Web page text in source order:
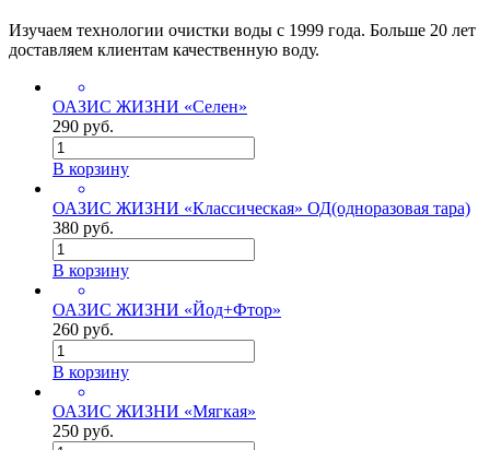
Изучаем технологии очистки воды с 1999 года. Больше 20 лет
доставляем клиентам качественную воду.
ОАЗИС ЖИЗНИ «Селен»
290 руб.
В корзину
ОАЗИС ЖИЗНИ «Классическая» ОД(одноразовая тара)
380 руб.
В корзину
ОАЗИС ЖИЗНИ «Йод+Фтор»
260 руб.
В корзину
ОАЗИС ЖИЗНИ «Мягкая»
250 руб.